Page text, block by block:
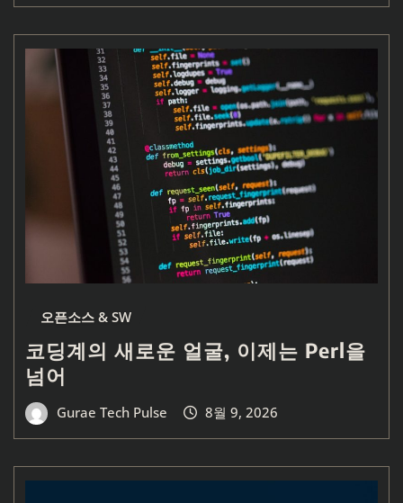
오픈소스 & SW
코딩계의 새로운 얼굴, 이제는 Perl을
넘어
Gurae Tech Pulse 8월 9, 2026